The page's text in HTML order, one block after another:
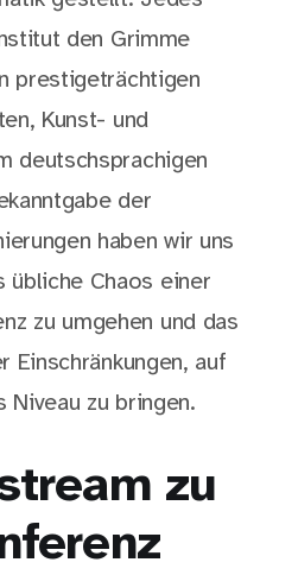
den Grimme
prestigeträchtigen
Kunst- und
deutschsprachigen
der
haben wir uns
übliche Chaos einer
zu umgehen und das
Einschränkungen, auf
zu bringen.
zu